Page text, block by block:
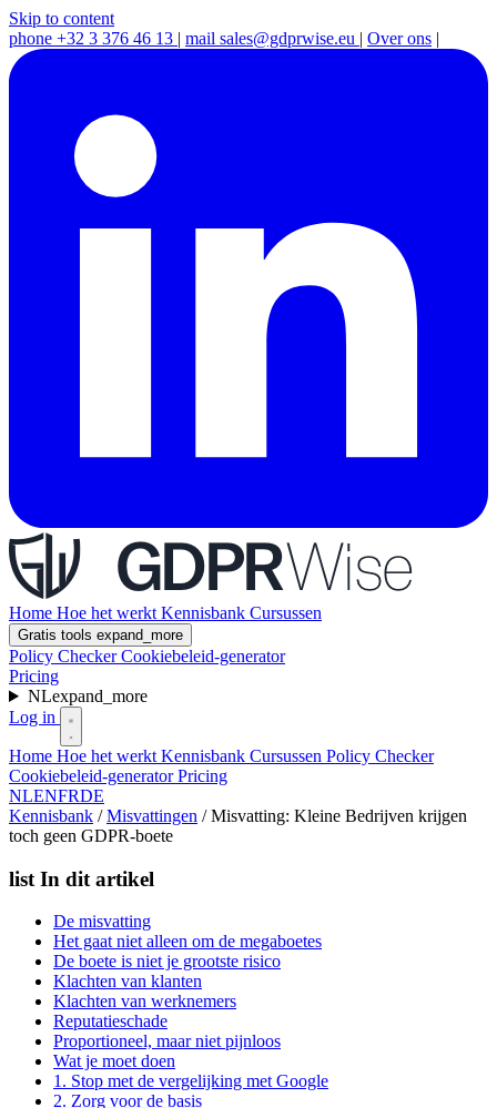
Skip to content
phone +32 3 376 46 13 | mail sales@gdprwise.eu | Over ons |
Home Hoe het werkt Kennisbank Cursussen
Gratis tools expand_more
Policy CheckerCookiebeleid-generator
Pricing
NLexpand_more
Log in
Home Hoe het werkt Kennisbank Cursussen Policy Checker
Cookiebeleid-generatorPricing
NLENFRDE
Kennisbank / Misvattingen / Misvatting: Kleine Bedrijven krijgen
toch geen GDPR-boete
list In dit artikel
De misvatting
Het gaat niet alleen om de megaboetes
De boete is niet je grootste risico
Klachten van klanten
Klachten van werknemers
Reputatieschade
Proportioneel, maar niet pijnloos
Wat je moet doen
1. Stop met de vergelijking met Google
2. Zorg voor de basis